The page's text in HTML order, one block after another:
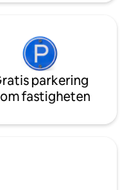
parkering
fastigheten